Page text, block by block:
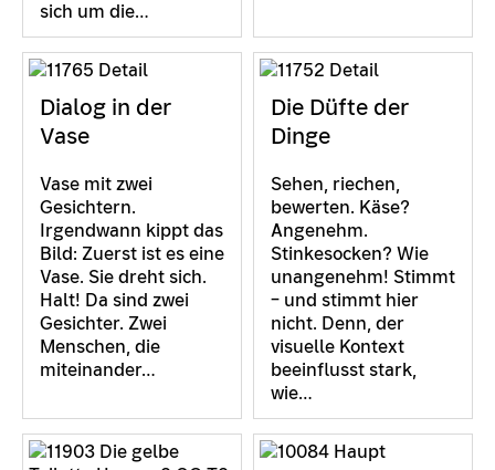
sich um die…
Dialog in der
Vase
Vase mit zwei
Gesichtern.
Irgendwann kippt das
Bild: Zuerst ist es eine
Vase. Sie dreht sich.
Halt! Da sind zwei
Gesichter. Zwei
Menschen, die
miteinander…
Die Düfte der
Dinge
Sehen, riechen,
bewerten. Käse?
Angenehm.
Stinkesocken? Wie
unangenehm! Stimmt
– und stimmt hier
nicht. Denn, der
visuelle Kontext
beeinflusst stark,
wie…